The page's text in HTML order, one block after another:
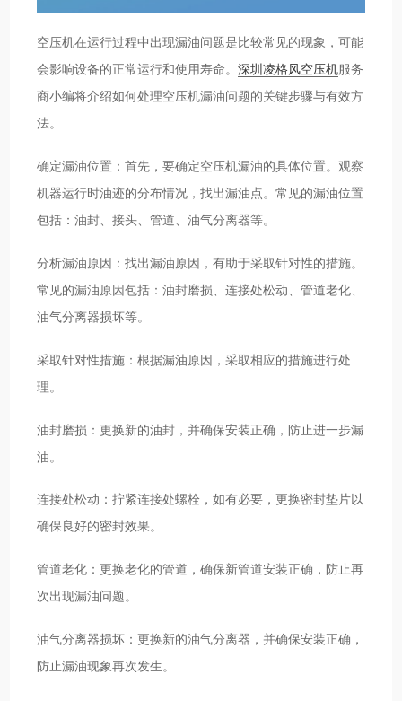
空压机在运行过程中出现漏油问题是比较常见的现象，可能
会影响设备的正常运行和使用寿命。深圳凌格风空压机服务
商小编将介绍如何处理空压机漏油问题的关键步骤与有效方
法。
确定漏油位置：首先，要确定空压机漏油的具体位置。观察
机器运行时油迹的分布情况，找出漏油点。常见的漏油位置
包括：油封、接头、管道、油气分离器等。
分析漏油原因：找出漏油原因，有助于采取针对性的措施。
常见的漏油原因包括：油封磨损、连接处松动、管道老化、
油气分离器损坏等。
采取针对性措施：根据漏油原因，采取相应的措施进行处
理。
油封磨损：更换新的油封，并确保安装正确，防止进一步漏
油。
连接处松动：拧紧连接处螺栓，如有必要，更换密封垫片以
确保良好的密封效果。
管道老化：更换老化的管道，确保新管道安装正确，防止再
次出现漏油问题。
油气分离器损坏：更换新的油气分离器，并确保安装正确，
防止漏油现象再次发生。